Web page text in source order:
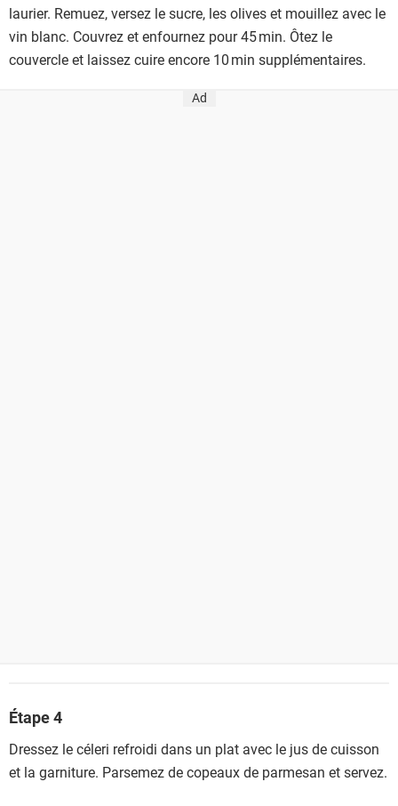
laurier. Remuez, versez le sucre, les olives et mouillez avec le
vin blanc. Couvrez et enfournez pour 45 min. Ôtez le
couvercle et laissez cuire encore 10 min supplémentaires.
Ad
Étape 4
Dressez le céleri refroidi dans un plat avec le jus de cuisson
et la garniture. Parsemez de copeaux de parmesan et servez.